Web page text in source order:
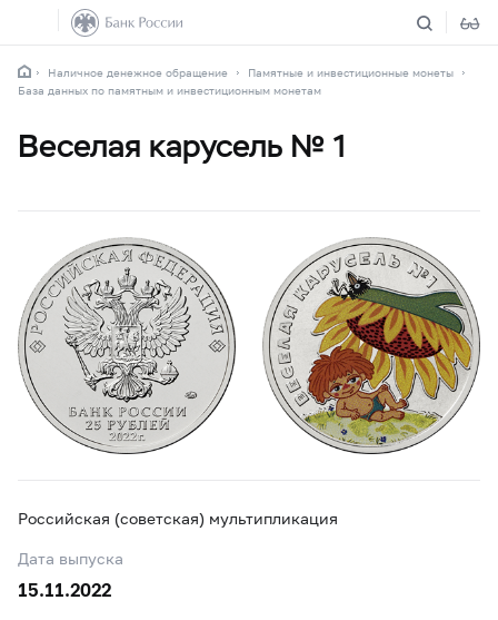
Наличное денежное обращение
Памятные и инвестиционные монеты
База данных по памятным и инвестиционным монетам
Веселая карусель № 1
Российская (советская) мультипликация
Дата выпуска
15.11.2022